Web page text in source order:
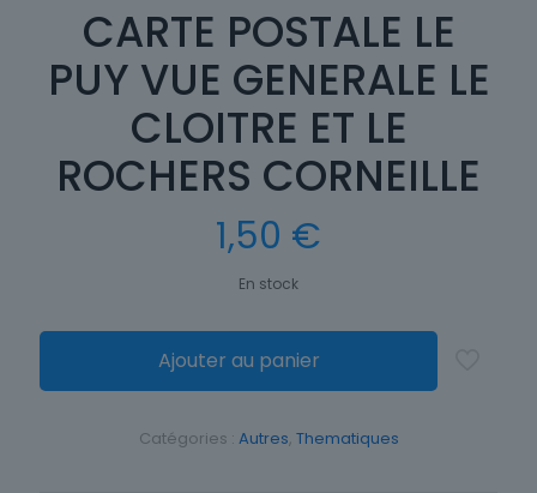
CARTE POSTALE LE
PUY VUE GENERALE LE
CLOITRE ET LE
ROCHERS CORNEILLE
1,50 €
En stock
Ajouter au panier
Catégories : Autres, Thematiques